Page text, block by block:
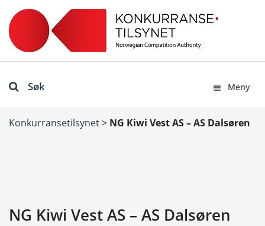
Søk Meny
Konkurransetilsynet> NG Kiwi Vest AS – AS Dalsøren
NG Kiwi Vest AS – AS Dalsøren